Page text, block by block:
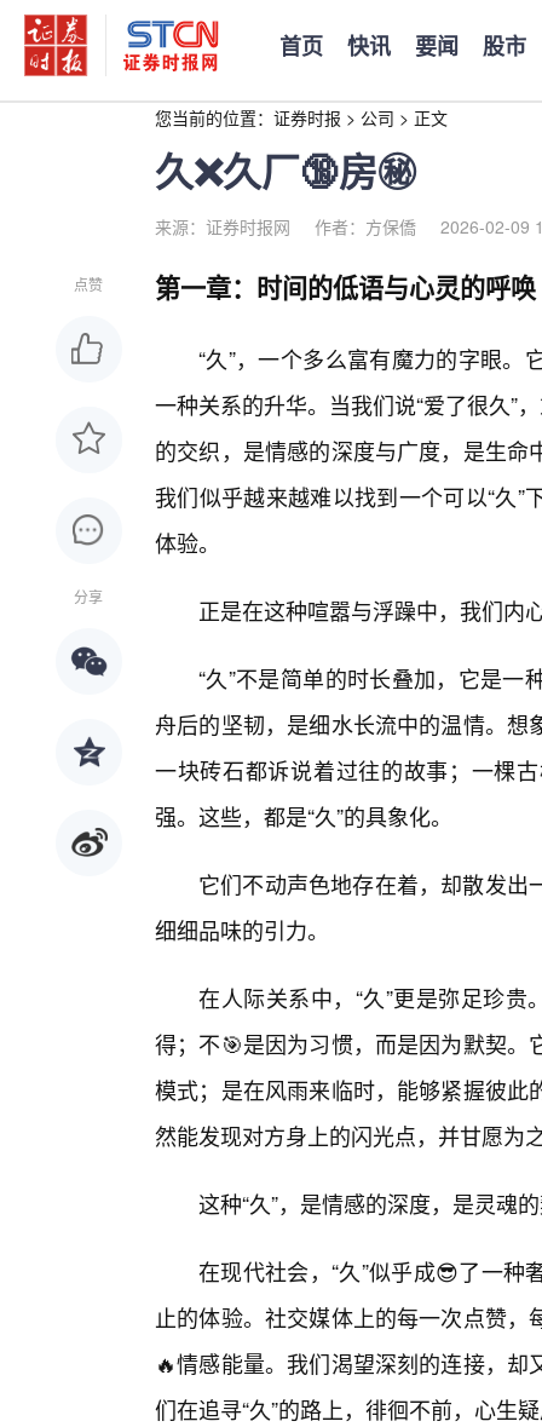
首页 快讯 要闻 股市
您当前的位置： 证券时报 > 公司 > 正文
久❌久厂🔞房㊙️
来源：证券时报网 作者：方保僑 2026-02-09
点赞
分享
第一章：时间的低语与心灵的呼唤
“久”，一个多么富有魔力的字眼
一种关系的升华。当我们说“爱了很久”
的交织，是情感的深度与广度，是生
我们似乎越来越难以找到一个可以“久
体验。
正是在这种喧嚣与浮躁中，我们内
“久”不是简单的时长叠加，它是
舟后的坚韧，是细水长流中的温情。
一块砖石都诉说着过往的故事；一棵
强。这些，都是“久”的具象化。
它们不动声色地存在着，却散发
细细品味的引力。
在人际关系中，“久”更是弥足珍
得；不🎯是因为习惯，而是因为默契
模式；是在风雨来临时，能够紧握彼
然能发现对方身上的闪光点，并甘愿为
这种“久”，是情感的深度，是灵魂
在现代社会，“久”似乎成😎了一
止的体验。社交媒体上的每一次点赞
🔥情感能量。我们渴望深刻的连接，
们在追寻“久”的路上，徘徊不前，心生